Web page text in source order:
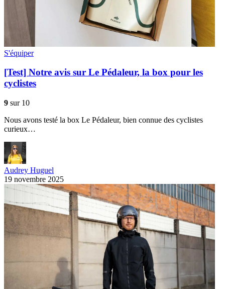
S'équiper
[Test] Notre avis sur Le Pédaleur, la box pour les
cyclistes
9 sur 10
Nous avons testé la box Le Pédaleur, bien connue des cyclistes
curieux…
Audrey Huguel
19 novembre 2025